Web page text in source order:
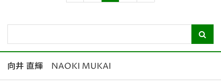
向井 直輝 NAOKI MUKAI